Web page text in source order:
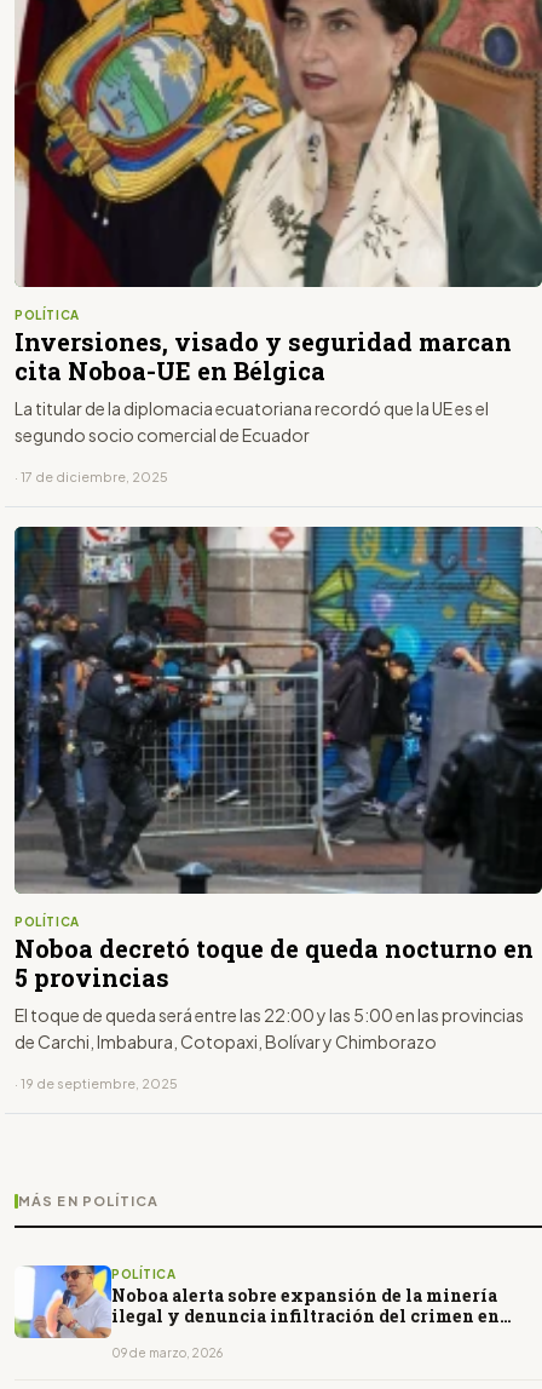
POLÍTICA
Inversiones, visado y seguridad marcan
cita Noboa-UE en Bélgica
La titular de la diplomacia ecuatoriana recordó que la UE es el
segundo socio comercial de Ecuador
· 17 de diciembre, 2025
POLÍTICA
Noboa decretó toque de queda nocturno en
5 provincias
El toque de queda será entre las 22:00 y las 5:00 en las provincias
de Carchi, Imbabura, Cotopaxi, Bolívar y Chimborazo
· 19 de septiembre, 2025
MÁS EN POLÍTICA
POLÍTICA
Noboa alerta sobre expansión de la minería
ilegal y denuncia infiltración del crimen en
09 de marzo, 2026